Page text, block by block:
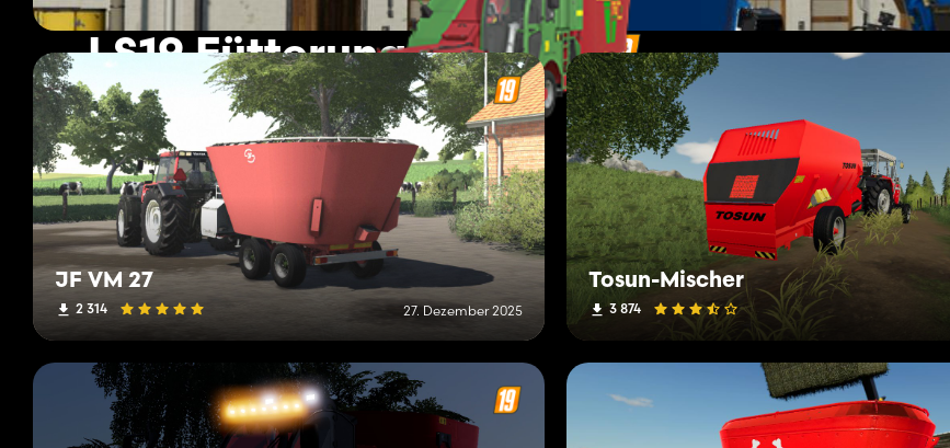
LS19 Fütterungstechnik
67 Mods Seite 1 von 6
JF VM 27
2 314 27. Dezember 2025
Tosun-Mischer
3 874